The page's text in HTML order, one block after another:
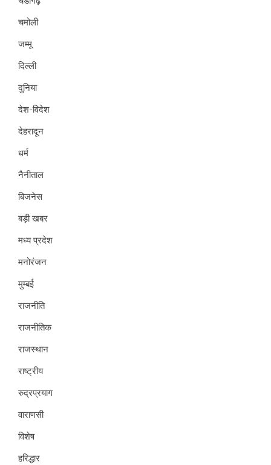
चमोली
जम्मू
दिल्ली
दुनिया
देश-विदेश
देहरादून
धर्म
नैनीताल
बिजनेस
बड़ी खबर
मध्य प्रदेश
मनोरंजन
मुम्बई
राजनीति
राजनीतिक
राजस्थान
राष्ट्रीय
रुद्रप्रयाग
वाराणसी
विशेष
हरिद्धार